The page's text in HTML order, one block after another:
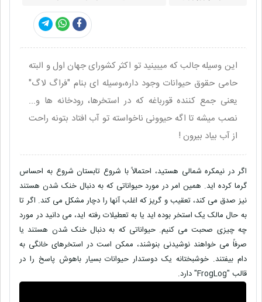
این وسیله جالب که میبینید تو اکثر کشورای جهان اول و البته
حامی حقوق حیوانات وجود داره،وسیله ای بنام "فراگ لاگ"
یعنی جمع کننده قورباغه که در استخرها، رودخانه ها و...
نصب میشه تا اگه حیوونی ناخواسته تو آب افتاد بتونه راحت
از آب بیاد بیرون !
اگر در نیمکره شمالی هستید، احتمالاً با شروع تابستان شروع به احساس
گرما کرده اید. همین امر در مورد حیواناتی که به دنبال خنک شدن هستند
نیز صدق می کند، تعقیب و گریز که اغلب آنها را دچار مشکل می کند. اگر تا
به حال مالک یک استخر بوده اید یا به تعطیلات رفته اید، می دانید در مورد
چه چیزی صحبت می کنیم. حیواناتی که به دنبال خنک شدن هستند یا
صرفاً می خواهند نوشیدنی بنوشند، ممکن است در استخرهای خانگی به
دام بیفتند. خوشبختانه یک دوستدار حیوانات بسیار باهوش پاسخ را در
قالب "FrogLog" دارد.